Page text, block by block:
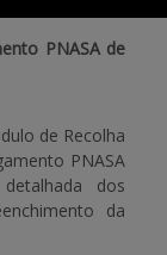
PNASA de
de Recolha
PNASA
dos
da